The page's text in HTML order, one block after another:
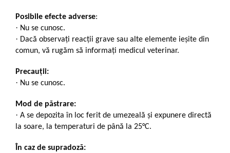
Posibile efecte adverse:
· Nu se cunosc.
· Dacă observaţi reacţii grave sau alte elemente ieșite din
comun, vă rugăm să informați medicul veterinar.
Precauții:
· Nu se cunosc.
Mod de păstrare:
· A se depozita în loc ferit de umezeală și expunere directă
la soare, la temperaturi de până la 25°C.
În caz de supradoză: